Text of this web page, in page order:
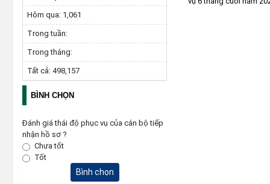
Hôm qua: 1,061
Trong tuần:
Trong tháng:
Tất cả: 498,157
BÌNH CHỌN
Đánh giá thái độ phục vụ của cán bộ tiếp
nhận hồ sơ ?
Chưa tốt
Tốt
Bình chọn